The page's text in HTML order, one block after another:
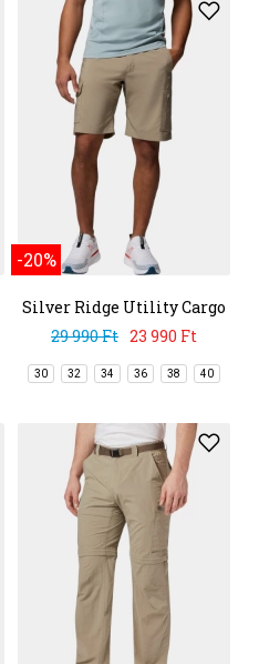
-20%
Silver Ridge Utility Cargo
Short
29 990 Ft 23 990 Ft
30 32 34 36 38 40